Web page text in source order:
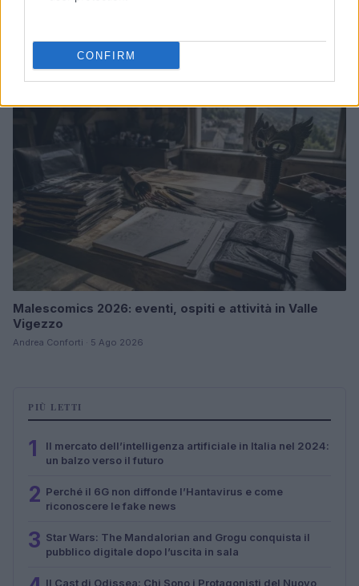
CONFIRM
Andrea Conforti · 6 Ago 2026
NERD NEWS
Malescomics 2026: eventi, ospiti e attività in Valle
Vigezzo
Andrea Conforti · 5 Ago 2026
PIÙ LETTI
1
Il mercato dell’intelligenza artificiale in Italia nel 2024:
un balzo verso il futuro
2 Perché il 6G non diffonde l’Hantavirus e come
riconoscere le fake news
3 Star Wars: The Mandalorian and Grogu conquista il
pubblico digitale dopo l’uscita in sala
Il Cast di Odissea: Chi Sono i Protagonisti del Nuovo